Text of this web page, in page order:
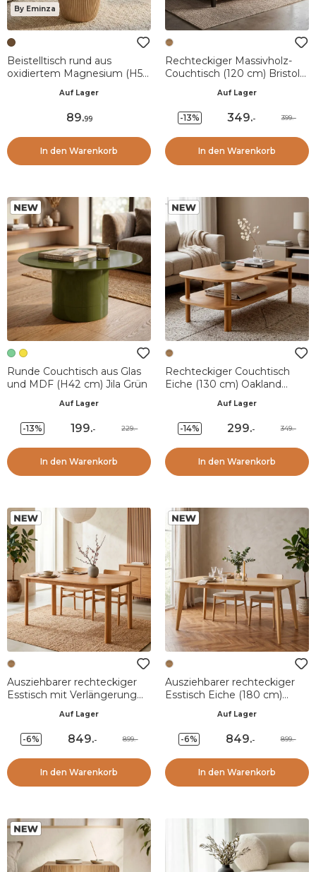
By Eminza
Beistelltisch rund aus
oxidiertem Magnesium (H52
Auf Lager
89.99
In den Warenkorb
Rechteckiger Massivholz-
Couchtisch (120 cm) Bristol
Auf Lager
-13% 349.- 399.-
In den Warenkorb
Runde Couchtisch aus Glas
und MDF (H42 cm) Jila Grün
Auf Lager
-13% 199.- 229.-
In den Warenkorb
Rechteckiger Couchtisch
Eiche (130 cm) Oakland
Auf Lager
-14% 299.- 349.-
In den Warenkorb
Ausziehbarer rechteckiger
Esstisch mit Verlängerung
NaturfarbenAuf Lager
-6% 849.- 899.-
In den Warenkorb
Ausziehbarer rechteckiger
Esstisch Eiche (180 cm)
Auf Lager
-6% 849.- 899.-
In den Warenkorb